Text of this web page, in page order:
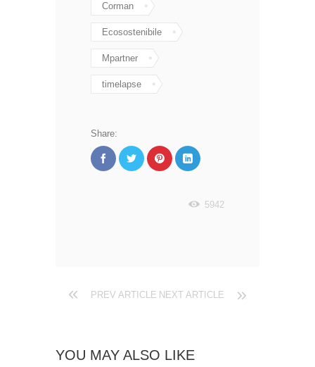
Corman
Ecosostenibile
Mpartner
timelapse
Share:
5942
PREV ARTICLE NEXT ARTICLE
YOU MAY ALSO LIKE